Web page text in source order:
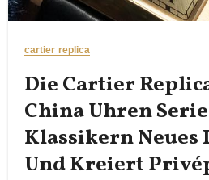
cartier replica
Die Cartier
China Uhren
Klassikern Neues
Und Kreiert